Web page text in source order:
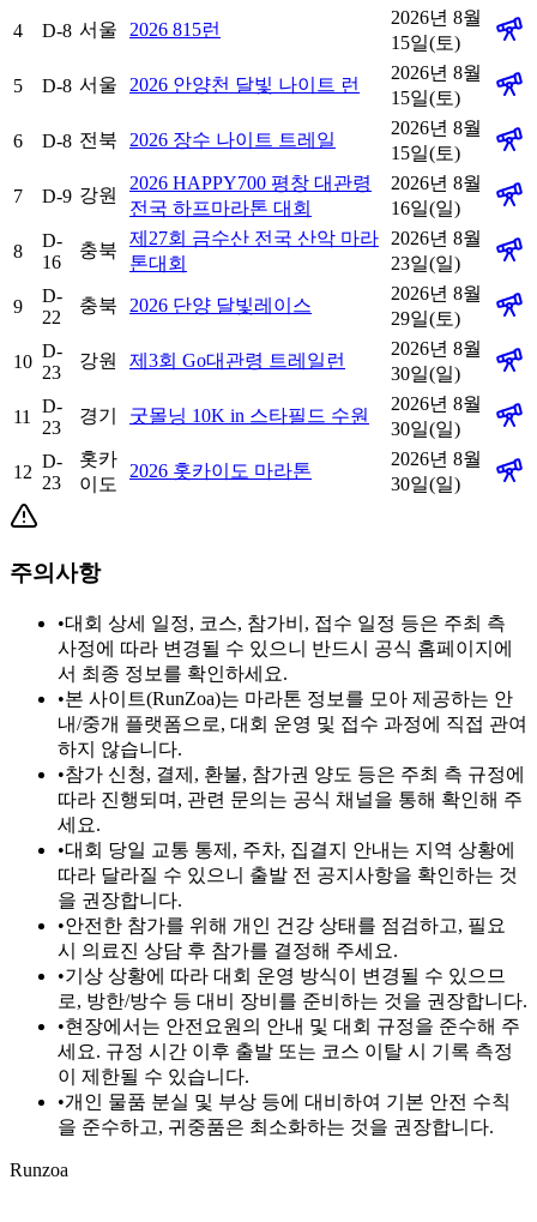
4 D-8 서울 2026 815런
2026년 8월
15일(토)
5 D-8 서울 2026 안양천 달빛 나이트 런
2026년 8월
15일(토)
6 D-8 전북 2026 장수 나이트 트레일
2026년 8월
15일(토)
7 D-9 강원
2026 HAPPY700 평창 대관령
전국 하프마라톤 대회
2026년 8월
16일(일)
8
D-
16
충북
제27회 금수산 전국 산악 마라
톤대회
2026년 8월
23일(일)
9
D-
22
충북 2026 단양 달빛레이스
2026년 8월
29일(토)
10
D-
23
강원 제3회 Go대관령 트레일런
2026년 8월
30일(일)
11
D-
23
경기 굿몰닝 10K in 스타필드 수원
2026년 8월
30일(일)
12
D-
23
홋카
이도
2026 홋카이도 마라톤
2026년 8월
30일(일)
주의사항
•대회 상세 일정, 코스, 참가비, 접수 일정 등은 주최 측
사정에 따라 변경될 수 있으니 반드시 공식 홈페이지에
서 최종 정보를 확인하세요.
•본 사이트(RunZoa)는 마라톤 정보를 모아 제공하는 안
내/중개 플랫폼으로, 대회 운영 및 접수 과정에 직접 관여
하지 않습니다.
•참가 신청, 결제, 환불, 참가권 양도 등은 주최 측 규정에
따라 진행되며, 관련 문의는 공식 채널을 통해 확인해 주
세요.
•대회 당일 교통 통제, 주차, 집결지 안내는 지역 상황에
따라 달라질 수 있으니 출발 전 공지사항을 확인하는 것
을 권장합니다.
•안전한 참가를 위해 개인 건강 상태를 점검하고, 필요
시 의료진 상담 후 참가를 결정해 주세요.
•기상 상황에 따라 대회 운영 방식이 변경될 수 있으므
로, 방한/방수 등 대비 장비를 준비하는 것을 권장합니다.
•현장에서는 안전요원의 안내 및 대회 규정을 준수해 주
세요. 규정 시간 이후 출발 또는 코스 이탈 시 기록 측정
이 제한될 수 있습니다.
•개인 물품 분실 및 부상 등에 대비하여 기본 안전 수칙
을 준수하고, 귀중품은 최소화하는 것을 권장합니다.
Runzoa